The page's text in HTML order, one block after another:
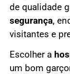
de qualidade
segurança,
visitantes e
Escolher a
um bom